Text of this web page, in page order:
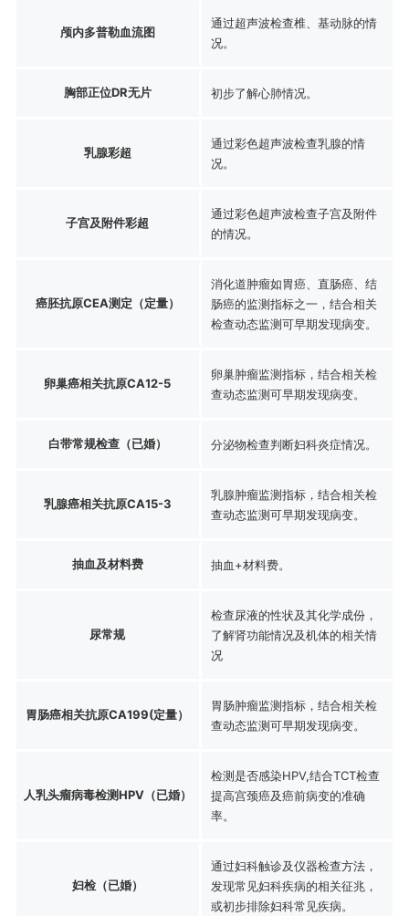
颅内多普勒血流图
通过超声波检查椎、基动脉的情
况。
胸部正位DR无片 初步了解心肺情况。
乳腺彩超
通过彩色超声波检查乳腺的情
况。
子宫及附件彩超
通过彩色超声波检查子宫及附件
的情况。
癌胚抗原CEA测定（定量）
消化道肿瘤如胃癌、直肠癌、结
肠癌的监测指标之一，结合相关
检查动态监测可早期发现病变。
卵巢癌相关抗原CA12-5
卵巢肿瘤监测指标，结合相关检
查动态监测可早期发现病变。
白带常规检查（已婚） 分泌物检查判断妇科炎症情况。
乳腺癌相关抗原CA15-3
乳腺肿瘤监测指标，结合相关检
查动态监测可早期发现病变。
抽血及材料费 抽血+材料费。
尿常规
检查尿液的性状及其化学成份，
了解肾功能情况及机体的相关情
况
胃肠癌相关抗原CA199(定量）
胃肠肿瘤监测指标，结合相关检
查动态监测可早期发现病变。
人乳头瘤病毒检测HPV（已婚）
检测是否感染HPV,结合TCT检查
提高宫颈癌及癌前病变的准确
率。
妇检（已婚）
通过妇科触诊及仪器检查方法，
发现常见妇科疾病的相关征兆，
或初步排除妇科常见疾病。